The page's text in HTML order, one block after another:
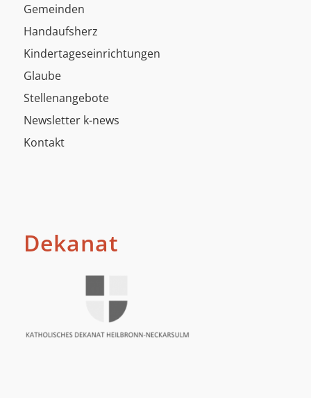
Gemeinden
Handaufsherz
Kindertageseinrichtungen
Glaube
Stellenangebote
Newsletter k-news
Kontakt
Dekanat